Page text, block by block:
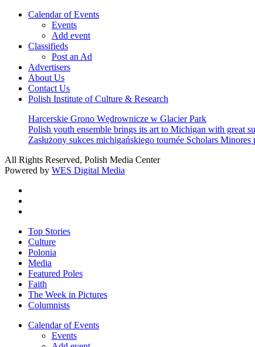
Calendar of Events
Events
Add event
Classifieds
Post an Ad
Advertisers
About Us
Contact Us
Polish Institute of Culture & Research
Harcerskie Grono Wędrownicze w Glacier Park
Polish youth ensemble brings its art to Michigan with great
Zasłużony sukces michigańskiego tournée Scholars
All Rights Reserved, Polish Media Center
Powered by WES Digital Media
Close
Menu
Top Stories
Culture
Polonia
Media
Featured Poles
Faith
The Week in Pictures
Columnists
Calendar of Events
Events